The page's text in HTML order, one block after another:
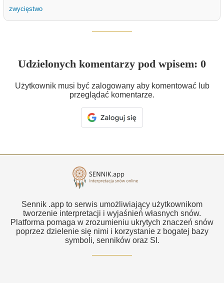
zwycięstwo
Udzielonych komentarzy pod wpisem: 0
Użytkownik musi być zalogowany aby komentować lub
przeglądać komentarze.
Sennik .app to serwis umożliwiający użytkownikom
tworzenie interpretacji i wyjaśnień własnych snów.
Platforma pomaga w zrozumieniu ukrytych znaczeń snów
poprzez dzielenie się nimi i korzystanie z bogatej bazy
symboli, senników oraz SI.